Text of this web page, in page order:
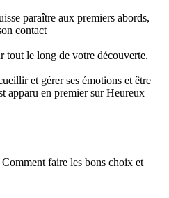
paraître aux premiers abords,
contact
tout le long de votre découverte.
et gérer ses émotions et être
apparu en premier sur Heureux
faire les bons choix et